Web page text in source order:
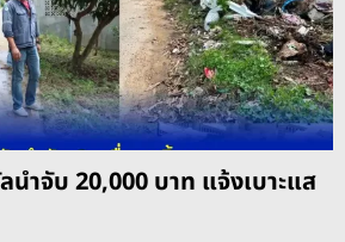
ำจับ 20,000 บาท แจ้งเบาะแส